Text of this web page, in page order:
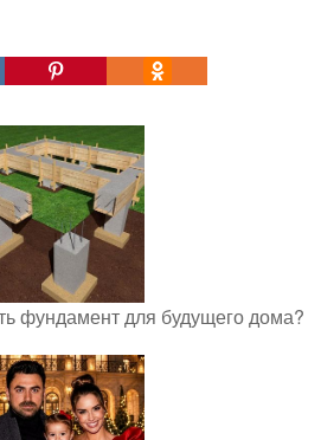
фундамент для будущего дома?